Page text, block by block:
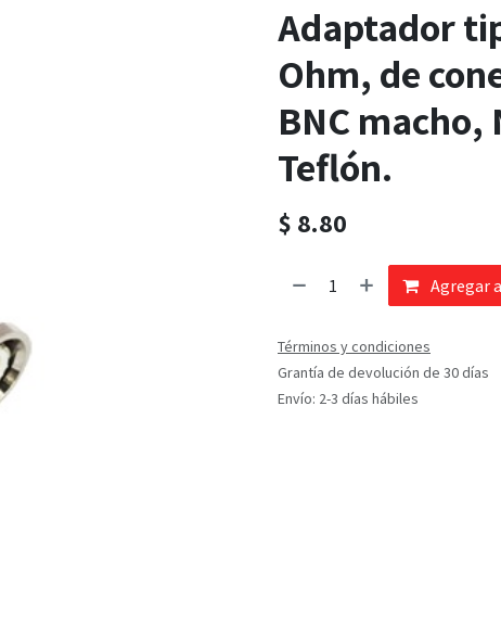
Adaptador
Ohm, de
BNC
Teflón.
$ 8.80
Agregar
Términos y condiciones
Grantía de devolución de 30 días
Envío: 2-3 días hábiles